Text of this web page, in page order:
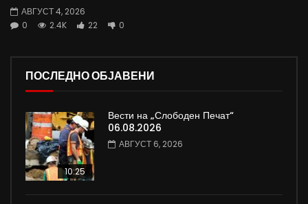
АВГУСТ 4, 2026
0
2.4K 22 0
ПОСЛЕДНО ОБЈАВЕНИ
10:25
Вести на „Слободен Печат“
06.08.2026
АВГУСТ 6, 2026